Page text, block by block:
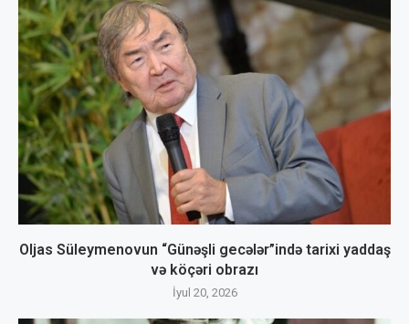
Oljas Süleymenovun “Günəşli gecələr”ində tarixi yaddaş
və köçəri obrazı
İyul 20, 2026